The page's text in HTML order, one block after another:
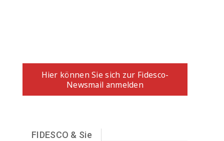
Hier können Sie sich zur Fidesco-
Newsmail anmelden
FIDESCO & Sie